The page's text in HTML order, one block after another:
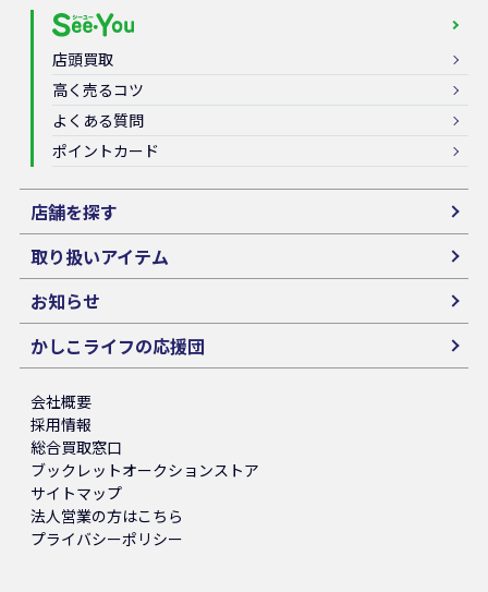
店頭買取
高く売るコツ
よくある質問
ポイントカード
店舗を探す
取り扱いアイテム
お知らせ
かしこライフの応援団
会社概要
採用情報
総合買取窓口
ブックレットオークションストア
サイトマップ
法人営業の方はこちら
プライバシーポリシー